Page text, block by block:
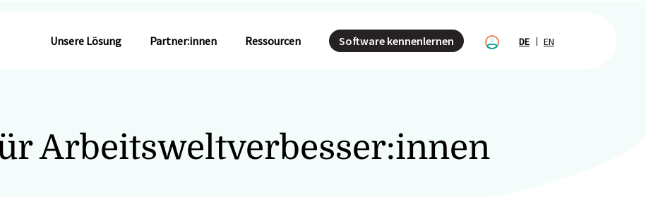
Unsere Lösung Partner:innen Ressourcen Software kennenlernen DE EN
Arbeitsweltverbesser:innen